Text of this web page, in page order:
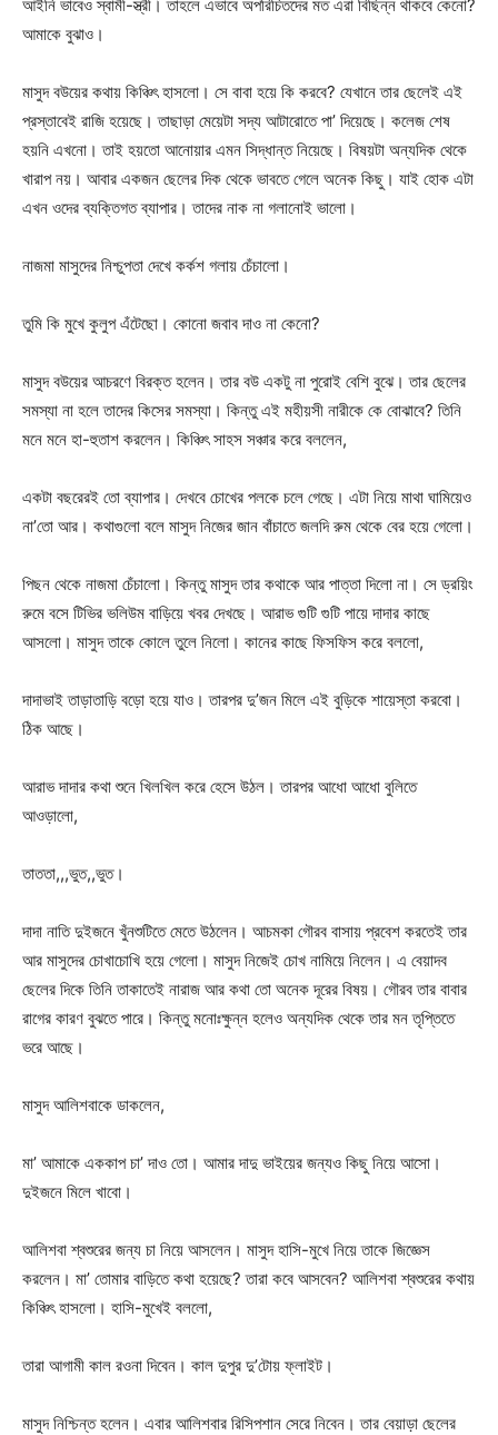
আইনি ভাবেও স্বামী-স্ত্রী। তাহলে এভাবে অপরিচিতদের মত এরা বিছিন্ন থাকবে কেনো?
আমাকে বুঝাও।
মাসুদ বউয়ের কথায় কিঞ্চিৎ হাসলো। সে বাবা হয়ে কি করবে? যেখানে তার ছেলেই এই
প্রস্তাবেই রাজি হয়েছে। তাছাড়া মেয়েটা সদ্য আটারোতে পা’ দিয়েছে। কলেজ শেষ
হয়নি এখনো। তাই হয়তো আনোয়ার এমন সিদ্ধান্ত নিয়েছে। বিষয়টা অন্যদিক থেকে
খারাপ নয়। আবার একজন ছেলের দিক থেকে ভাবতে গেলে অনেক কিছু। যাই হোক এটা
এখন ওদের ব্যক্তিগত ব্যাপার। তাদের নাক না গলানোই ভালো।
নাজমা মাসুদের নিশ্চুপতা দেখে কর্কশ গলায় চেঁচালো।
তুমি কি মুখে কুলুপ এঁটেছো। কোনো জবাব দাও না কেনো?
মাসুদ বউয়ের আচরণে বিরক্ত হলেন। তার বউ একটু না পুরোই বেশি বুঝে। তার ছেলের
সমস্যা না হলে তাদের কিসের সমস্যা। কিন্তু এই মহীয়সী নারীকে কে বোঝাবে? তিনি
মনে মনে হা-হুতাশ করলেন। কিঞ্চিৎ সাহস সঞ্চার করে বললেন,
একটা বছরেরই তো ব্যাপার। দেখবে চোখের পলকে চলে গেছে। এটা নিয়ে মাথা ঘামিয়েও
না’তো আর। কথাগুলো বলে মাসুদ নিজের জান বাঁচাতে জলদি রুম থেকে বের হয়ে গেলো।
পিছন থেকে নাজমা চেঁচালো। কিন্তু মাসুদ তার কথাকে আর পাত্তা দিলো না। সে ড্রয়িং
রুমে বসে টিভির ভলিউম বাড়িয়ে খবর দেখছে। আরাভ গুটি গুটি পায়ে দাদার কাছে
আসলো। মাসুদ তাকে কোলে তুলে নিলো। কানের কাছে ফিসফিস করে বললো,
দাদাভাই তাড়াতাড়ি বড়ো হয়ে যাও। তারপর দু’জন মিলে এই বুড়িকে শায়েস্তা করবো।
ঠিক আছে।
আরাভ দাদার কথা শুনে খিলখিল করে হেসে উঠল। তারপর আধো আধো বুলিতে
আওড়ালো,
তাততা,,,ভুত,,ভুত।
দাদা নাতি দুইজনে খুঁনশুটিতে মেতে উঠলেন। আচমকা গৌরব বাসায় প্রবেশ করতেই তার
আর মাসুদের চোখাচোখি হয়ে গেলো। মাসুদ নিজেই চোখ নামিয়ে নিলেন। এ বেয়াদব
ছেলের দিকে তিনি তাকাতেই নারাজ আর কথা তো অনেক দূরের বিষয়। গৌরব তার বাবার
রাগের কারণ বুঝতে পারে। কিন্তু মনোঃক্ষুন্ন হলেও অন্যদিক থেকে তার মন তৃপ্তিতে
ভরে আছে।
মাসুদ আলিশবাকে ডাকলেন,
মা’ আমাকে এককাপ চা’ দাও তো। আমার দাদু ভাইয়ের জন্যও কিছু নিয়ে আসো।
দুইজনে মিলে খাবো।
আলিশবা শ্বশুরের জন্য চা নিয়ে আসলেন। মাসুদ হাসি-মুখে নিয়ে তাকে জিজ্ঞেস
করলেন। মা’ তোমার বাড়িতে কথা হয়েছে? তারা কবে আসবেন? আলিশবা শ্বশুরের কথায়
কিঞ্চিৎ হাসলো। হাসি-মুখেই বললো,
তারা আগামী কাল রওনা দিবেন। কাল দুপুর দু’টোয় ফ্লাইট।
মাসুদ নিশ্চিন্ত হলেন। এবার আলিশবার রিসিপশান সেরে নিবেন। তার বেয়াড়া ছেলের